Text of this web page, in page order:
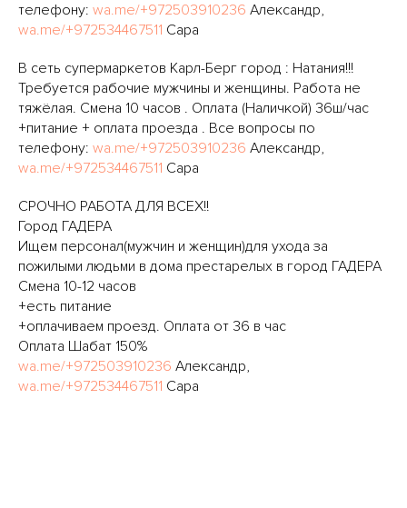
телефону: wa.me/+972503910236 Александр,
wa.me/+972534467511 Сара
В сеть супермаркетов Карл-Берг город : Натания!!!
Требуется рабочие мужчины и женщины. Работа не
тяжёлая. Смена 10 часов . Оплата (Наличкой) 36ш/час
+питание + оплата проезда . Все вопросы по
телефону: wa.me/+972503910236 Александр,
wa.me/+972534467511 Сара
СРОЧНО РАБОТА ДЛЯ ВСЕХ!!
Город ГАДЕРА
Ищем персонал(мужчин и женщин)для ухода за
пожилыми людьми в дома престарелых в город ГАДЕРА
Смена 10-12 часов
+есть питание
+оплачиваем проезд. Оплата от 36 в час
Оплата Шабат 150%
wa.me/+972503910236 Александр,
wa.me/+972534467511 Сара